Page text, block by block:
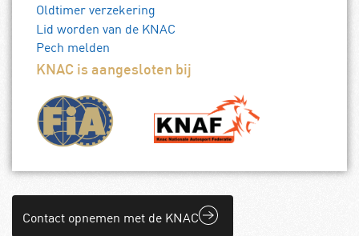
Oldtimer verzekering
Lid worden van de KNAC
Pech melden
KNAC is aangesloten bij
Contact opnemen met de KNAC